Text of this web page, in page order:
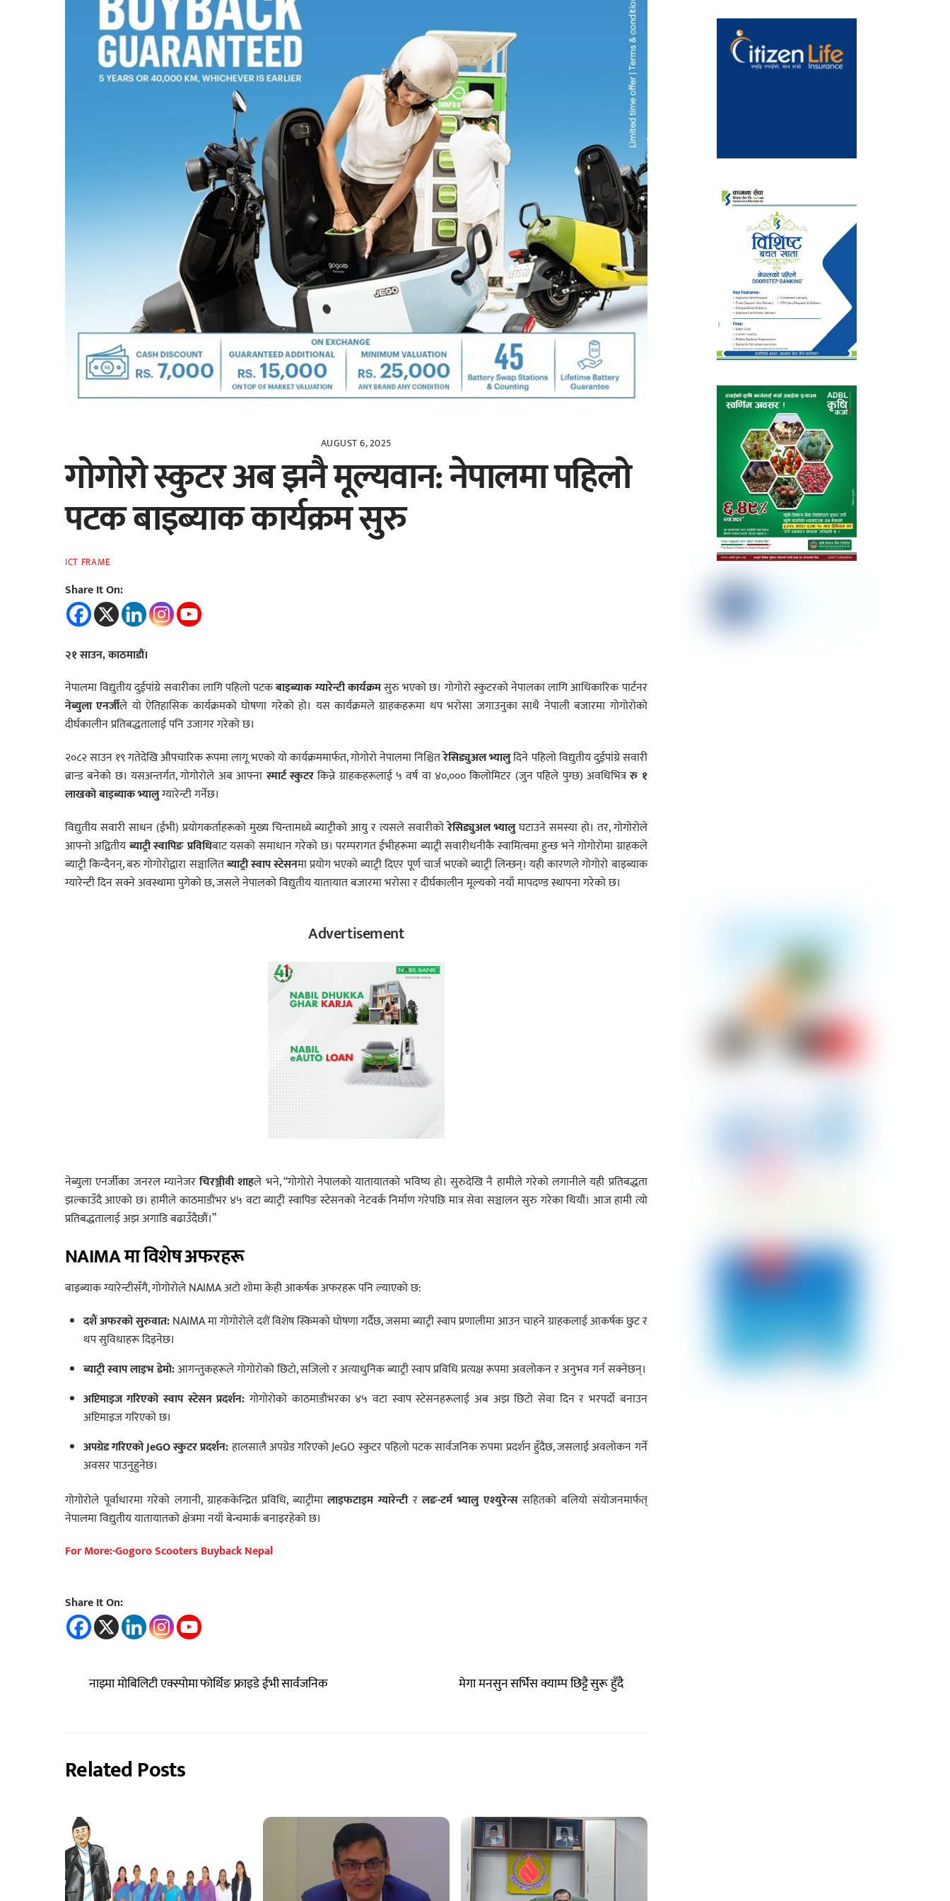
AUGUST 6, 2025
गोगोरो स्कुटर अब झनै मूल्यवान: नेपालमा पहिलो
पटक बाइब्याक कार्यक्रम सुरु
ICT FRAME
Share It On:
२१ साउन, काठमाडौं।
नेपालमा विद्युतीय दुईपांग्रे सवारीका लागि पहिलो पटकबाइब्याक ग्यारेन्टी कार्यक्रमसुरु भएको छ। गोगोरो स्कुटरको नेपालका लागि आधिकारिक पार्टनर
नेब्युला एनर्जीले यो ऐतिहासिक कार्यक्रमको घोषणा गरेको हो। यस कार्यक्रमले ग्राहकहरूमा थप भरोसा जगाउनुका साथै नेपाली बजारमा गोगोरोको
दीर्घकालीन प्रतिबद्धतालाई पनि उजागर गरेको छ।
२०८२ साउन १९ गतेदेखि औपचारिक रूपमा लागू भएको यो कार्यक्रममार्फत, गोगोरो नेपालमा निश्चितरेसिड्युअल भ्यालुदिने पहिलो विद्युतीय दुईपांग्रे सवारी
ब्रान्ड बनेको छ। यसअन्तर्गत, गोगोरोले अब आफ्नास्मार्ट स्कुटरकिन्ने ग्राहकहरूलाई ५ वर्ष वा ४०,००० किलोमिटर (जुन पहिले पुग्छ) अवधिभित्ररु १
लाखको बाइब्याक भ्यालुग्यारेन्टी गर्नेछ।
विद्युतीय सवारी साधन (ईभी) प्रयोगकर्ताहरूको मुख्य चिन्तामध्ये ब्याट्रीको आयु र त्यसले सवारीकोरेसिड्युअल भ्यालुघटाउने समस्या हो। तर, गोगोरोले
आफ्नो अद्वितीयब्याट्री स्वापिङ प्रविधिबाट यसको समाधान गरेको छ। परम्परागत ईभीहरूमा ब्याट्री सवारीधनीकै स्वामित्वमा हुन्छ भने गोगोरोमा ग्राहकले
ब्याट्री किन्दैनन्, बरु गोगोरोद्वारा सञ्चालितब्याट्री स्वाप स्टेसनमा प्रयोग भएको ब्याट्री दिएर पूर्ण चार्ज भएको ब्याट्री लिन्छन्। यही कारणले गोगोरो बाइब्याक
ग्यारेन्टी दिन सक्ने अवस्थामा पुगेको छ, जसले नेपालको विद्युतीय यातायात बजारमा भरोसा र दीर्घकालीन मूल्यको नयाँ मापदण्ड स्थापना गरेको छ।
Advertisement
नेब्युला एनर्जीका जनरल म्यानेजरचिरञ्जीवी शाहले भने, “गोगोरो नेपालको यातायातको भविष्य हो। सुरुदेखि नै हामीले गरेको लगानीले यही प्रतिबद्धता
झल्काउँदै आएको छ। हामीले काठमाडौंभर ४५ वटा ब्याट्री स्वापिङ स्टेसनको नेटवर्क निर्माण गरेपछि मात्र सेवा सञ्चालन सुरु गरेका थियौं। आज हामी त्यो
प्रतिबद्धतालाई अझ अगाडि बढाउँदैछौं।”
NAIMA मा विशेष अफरहरू
बाइब्याक ग्यारेन्टीसँगै, गोगोरोले NAIMA अटो शोमा केही आकर्षक अफरहरू पनि ल्याएको छ:
दशैं अफरको सुरुवात:NAIMA मा गोगोरोले दशैं विशेष स्किमको घोषणा गर्दैछ, जसमा ब्याट्री स्वाप प्रणालीमा आउन चाहने ग्राहकलाई आकर्षक छुट र
थप सुविधाहरू दिइनेछ।
ब्याट्री स्वाप लाइभ डेमो:आगन्तुकहरूले गोगोरोको छिटो, सजिलो र अत्याधुनिक ब्याट्री स्वाप प्रविधि प्रत्यक्ष रूपमा अवलोकन र अनुभव गर्न सक्नेछन्।
अप्टिमाइज गरिएको स्वाप स्टेसन प्रदर्शन: गोगोरोको काठमाडौंभरका ४५ वटा स्वाप स्टेसनहरूलाई अब अझ छिटो सेवा दिन र भरपर्दो बनाउन
अप्टिमाइज गरिएको छ।
अपग्रेड गरिएको JeGO स्कुटर प्रदर्शन:हालसालै अपग्रेड गरिएको JeGO स्कुटर पहिलो पटक सार्वजनिक रुपमा प्रदर्शन हुँदैछ, जसलाई अवलोकन गर्ने
अवसर पाउनुहुनेछ।
गोगोरोले पूर्वाधारमा गरेको लगानी, ग्राहककेन्द्रित प्रविधि, ब्याट्रीमालाइफटाइम ग्यारेन्टीरलङ-टर्म भ्यालु एश्युरेन्ससहितको बलियो संयोजनमार्फत्
नेपालमा विद्युतीय यातायातको क्षेत्रमा नयाँ बेन्चमार्क बनाइरहेको छ।
For More:-Gogoro Scooters Buyback Nepal
Share It On:
नाइमा मोबिलिटी एक्स्पोमा फोर्थिङ फ्राइडे ईभी सार्वजनिक मेगा मनसुन सर्भिस क्याम्प छिट्टै सुरू हुँदै
Related Posts